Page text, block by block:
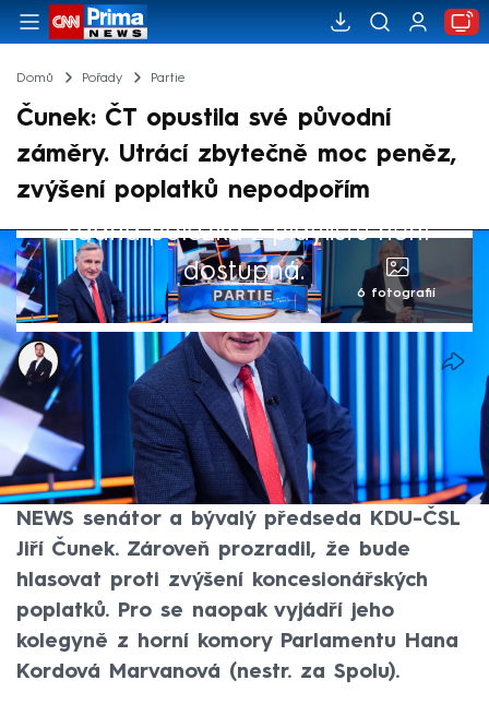
Domů Pořady Partie
Čunek: ČT opustila své původní
záměry. Utrácí zbytečně moc peněz,
zvýšení poplatků nepodpořím
Žádná položka z playlistu není
dostupná.
6 fotografií
Tomáš Kačmár
6. dub 2025, 15:26
Česká televize opustila své původní
záměry a nefunguje tak, jak by měla, řekl v
Partii Terezie Tománkové na CNN Prima
NEWS senátor a bývalý předseda KDU-ČSL
Jiří Čunek. Zároveň prozradil, že bude
hlasovat proti zvýšení koncesionářských
poplatků. Pro se naopak vyjádří jeho
kolegyně z horní komory Parlamentu Hana
Kordová Marvanová (nestr. za Spolu).